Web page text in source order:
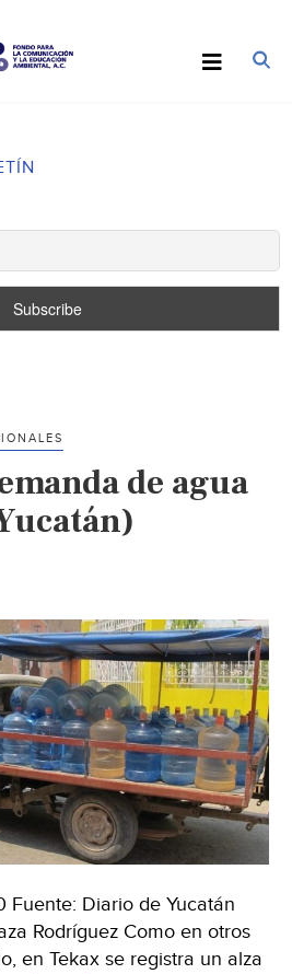
de agua
Diario de Yucatán
Rodríguez Como en otros
en Tekax se registra un alza